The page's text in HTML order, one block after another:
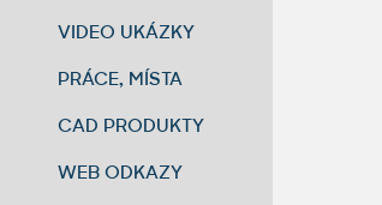
VIDEO UKÁZKY
PRÁCE, MÍSTA
CAD PRODUKTY
WEB ODKAZY